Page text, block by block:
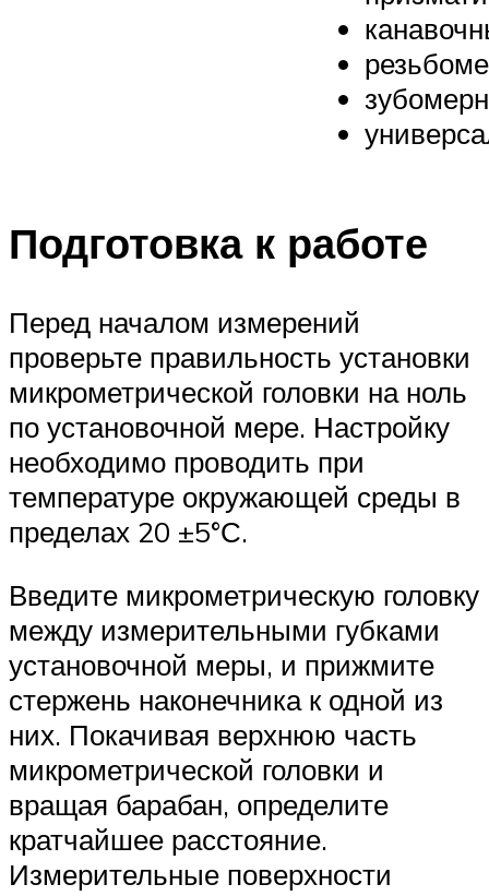
Подготовка к работе
Перед началом измерений
проверьте правильность установки
микрометрической головки на ноль
по установочной мере. Настройку
необходимо проводить при
температуре окружающей среды в
пределах 20 ±5°С.
Введите микрометрическую головку
между измерительными губками
установочной меры, и прижмите
стержень наконечника к одной из
них. Покачивая верхнюю часть
микрометрической головки и
вращая барабан, определите
кратчайшее расстояние.
Измерительные поверхности